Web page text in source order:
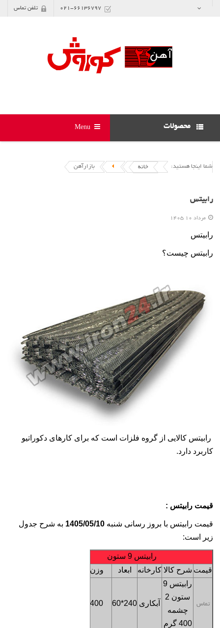
021-66136797 تلفن تماس
محصولات
شما اینجا هستید: خانه بازارآهن
رابیتس
مرداد 10 1405
رابیتس
رابیتس چیست؟
رابیتس کالایی از گروه فلزات است که برای کارهای دکوراتیو
کاربرد دارد.
قیمت رابیتس :
قیمت رابیتس با بروز رسانی شنبه 1405/05/10 به شرح جدول
زیر است:
رابیتس 9 ستون
قیمت شرح کالا کارخانه ابعاد وزن
تماس
رابیتس 9
ستون 2
چشمه
400 گرم
آبکاری 240*60
400